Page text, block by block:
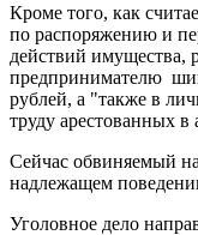
Кроме того, как
по распоряжению и
действий имущества,
предпринимателю
рублей, а "также в
труду арестованных
Сейчас обвиняемый
надлежащем
Уголовное дело